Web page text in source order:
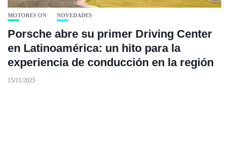
MOTORES ON NOVEDADES
Porsche abre su primer Driving Center
en Latinoamérica: un hito para la
experiencia de conducción en la región
15/11/2025